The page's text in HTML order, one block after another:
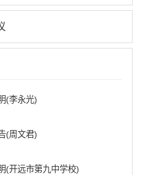
(李永光)
(周文君)
(开远市第九中学校)